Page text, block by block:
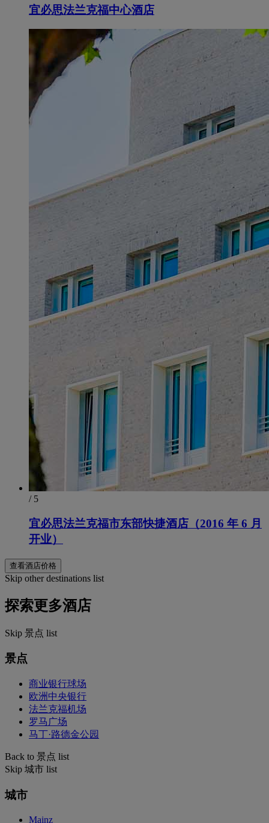
宜必思法兰克福中心酒店
/ 5
宜必思法兰克福市东部快捷酒店（2016 年 6 月
开业）
查看酒店价格
Skip other destinations list
探索更多酒店
Skip 景点 list
景点
商业银行球场
欧洲中央银行
法兰克福机场
罗马广场
马丁·路德金公园
Back to 景点 list
Skip 城市 list
城市
Mainz